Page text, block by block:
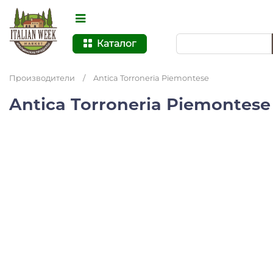
Каталог
Производители / Antica Torroneria Piemontese
Antica Torroneria